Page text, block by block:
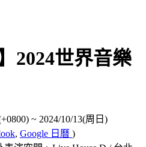
2024世界音樂
~ 2024/10/13(周日)
, Google 日曆 )